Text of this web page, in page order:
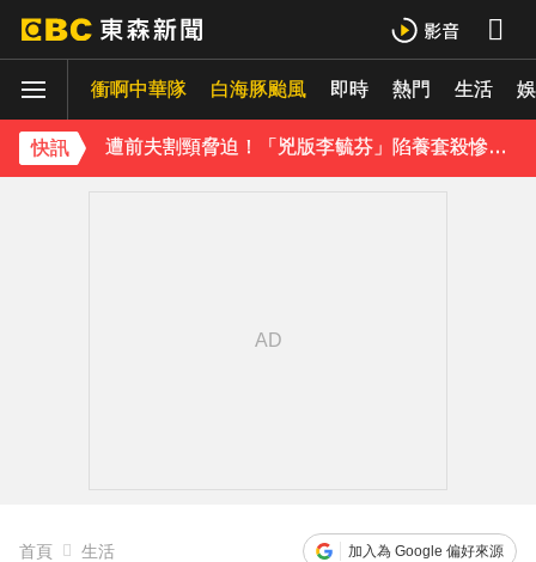
衝啊中華隊 白海豚颱風 即時 熱門 生活
快訊
遭前夫割頸脅迫！「兇版李毓芬」陷養套殺慘賠2000萬 2度遇感情詐騙
下載東森App，隨時掌握天下大小事！
首頁 生活 加入為 Google 偏好來源